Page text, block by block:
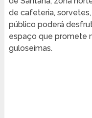
de cafeteria,
público poderá
espaço que promete
guloseimas.